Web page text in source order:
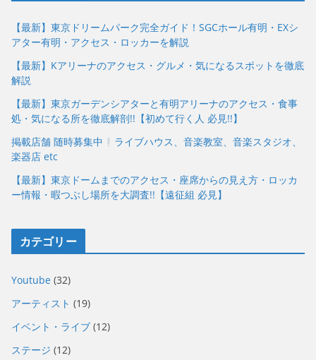
【最新】東京ドリームパーク完全ガイド！SGCホール有明・EXシ
アター有明・アクセス・ロッカーを解説
【最新】Kアリーナのアクセス・グルメ・気になるスポットを徹底
解説
【最新】東京ガーデンシアターと有明アリーナのアクセス・食事
処・気になる所を徹底解剖!!【初めて行く人 必見!!】
掲載店舗 随時募集中
ライブハウス、音楽教室、音楽スタジオ、
楽器店 etc
【最新】東京ドームまでのアクセス・座席からの見え方・ロッカ
ー情報・暇つぶし場所を大調査!!【遠征組 必見】
カテゴリー
Youtube (32)
アーティスト (19)
イベント・ライブ (12)
ステージ (12)